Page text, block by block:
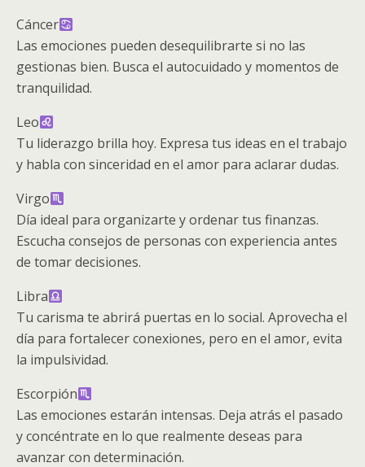
Cáncer
Las emociones pueden desequilibrarte si no las
gestionas bien. Busca el autocuidado y momentos de
tranquilidad.
Leo
Tu liderazgo brilla hoy. Expresa tus ideas en el trabajo
y habla con sinceridad en el amor para aclarar dudas.
Virgo
Día ideal para organizarte y ordenar tus finanzas.
Escucha consejos de personas con experiencia antes
de tomar decisiones.
Libra
Tu carisma te abrirá puertas en lo social. Aprovecha el
día para fortalecer conexiones, pero en el amor, evita
la impulsividad.
Escorpión
Las emociones estarán intensas. Deja atrás el pasado
y concéntrate en lo que realmente deseas para
avanzar con determinación.